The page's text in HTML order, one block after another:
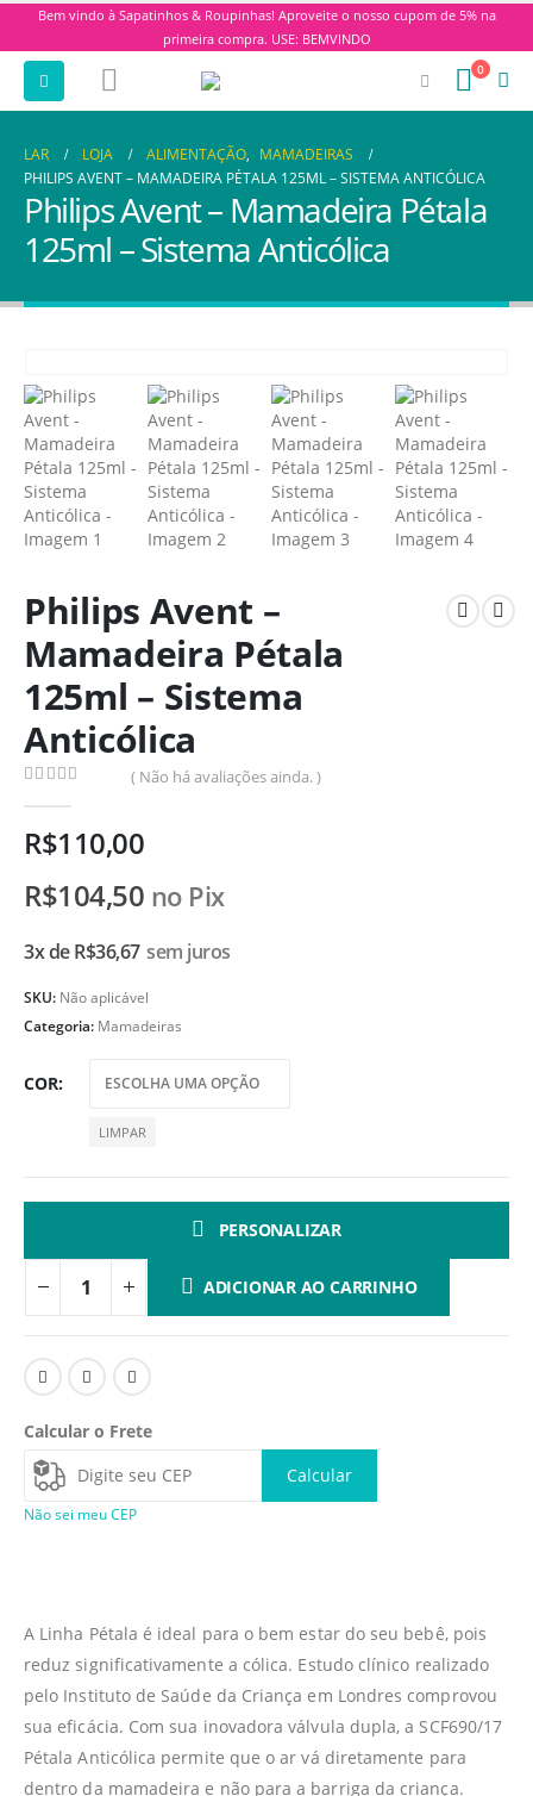
Bem vindo à Sapatinhos & Roupinhas! Aproveite o nosso cupom de 5% na
primeira compra. USE: BEMVINDO
0
LAR LOJA ALIMENTAÇÃO, MAMADEIRAS
PHILIPS AVENT – MAMADEIRA PÉTALA 125ML – SISTEMA ANTICÓLICA
Philips Avent – Mamadeira Pétala
125ml – Sistema Anticólica
Philips Avent –
Mamadeira Pétala
125ml – Sistema
Anticólica
( Não há avaliações ainda. )
R$110,00
R$104,50 no Pix
3x deR$36,67 sem juros
SKU: Não aplicável
Categoria: Mamadeiras
COR
LIMPAR
PERSONALIZAR
ADICIONAR AO CARRINHO
Calcular o Frete
Calcular
Não sei meu CEP
A Linha Pétala é ideal para o bem estar do seu bebê, pois
reduz significativamente a cólica. Estudo clínico realizado
pelo Instituto de Saúde da Criança em Londres comprovou
sua eficácia. Com sua inovadora válvula dupla, a SCF690/17
Pétala Anticólica permite que o ar vá diretamente para
dentro da mamadeira e não para a barriga da criança.